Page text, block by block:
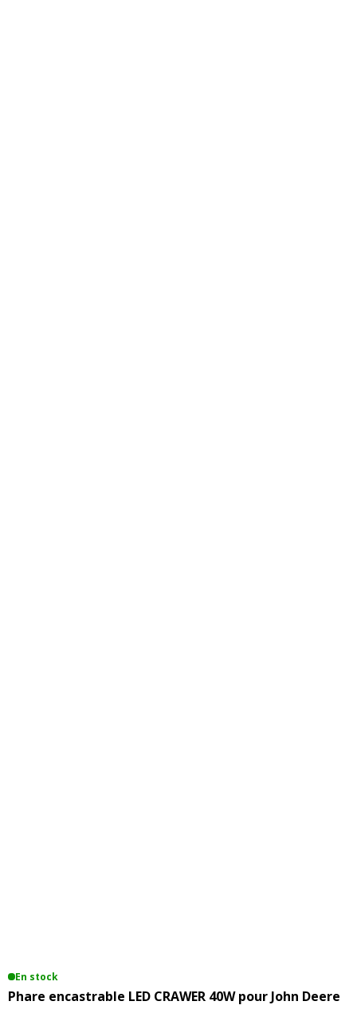
En stock
Phare encastrable LED CRAWER 40W pour John Deere